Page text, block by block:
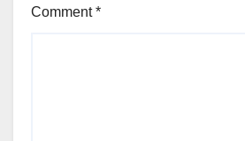
Comment*